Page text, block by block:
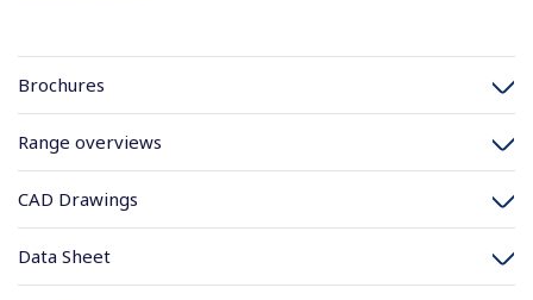
Brochures
Range overviews
CAD Drawings
Data Sheet